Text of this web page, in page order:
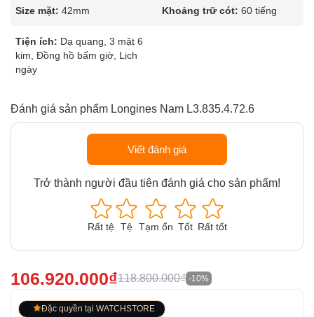
Size mặt: 42mm Khoảng trữ cót: 60 tiếng
Tiện ích: Dạ quang, 3 mặt 6
kim, Đồng hồ bấm giờ, Lịch
ngày
Đánh giá sản phẩm Longines Nam L3.835.4.72.6
Viết đánh giá
Trở thành người đầu tiên đánh giá cho sản phẩm!
Rất tệ Tệ Tạm ổn Tốt Rất tốt
106.920.000₫118.800.000₫ -10%
Đặc quyền tại WATCHSTORE